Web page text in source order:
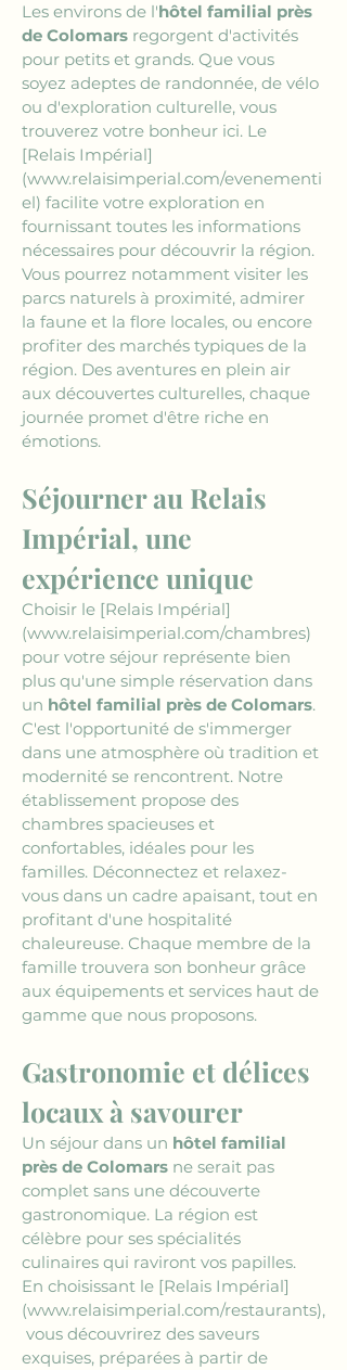
Les environs de l'hôtel familial près
de Colomars regorgent d'activités
pour petits et grands. Que vous
soyez adeptes de randonnée, de vélo
ou d'exploration culturelle, vous
trouverez votre bonheur ici. Le
[Relais Impérial]
(www.relaisimperial.com/evenementi
el) facilite votre exploration en
fournissant toutes les informations
nécessaires pour découvrir la région.
Vous pourrez notamment visiter les
parcs naturels à proximité, admirer
la faune et la flore locales, ou encore
profiter des marchés typiques de la
région. Des aventures en plein air
aux découvertes culturelles, chaque
journée promet d'être riche en
émotions.
Séjourner au Relais
Impérial, une
expérience unique
Choisir le [Relais Impérial]
(www.relaisimperial.com/chambres)
pour votre séjour représente bien
plus qu'une simple réservation dans
un hôtel familial près de Colomars.
C'est l'opportunité de s'immerger
dans une atmosphère où tradition et
modernité se rencontrent. Notre
établissement propose des
chambres spacieuses et
confortables, idéales pour les
familles. Déconnectez et relaxez-
vous dans un cadre apaisant, tout en
profitant d'une hospitalité
chaleureuse. Chaque membre de la
famille trouvera son bonheur grâce
aux équipements et services haut de
gamme que nous proposons.
Gastronomie et délices
locaux à savourer
Un séjour dans un hôtel familial
près de Colomars ne serait pas
complet sans une découverte
gastronomique. La région est
célèbre pour ses spécialités
culinaires qui raviront vos papilles.
En choisissant le [Relais Impérial]
(www.relaisimperial.com/restaurants),
vous découvrirez des saveurs
exquises, préparées à partir de